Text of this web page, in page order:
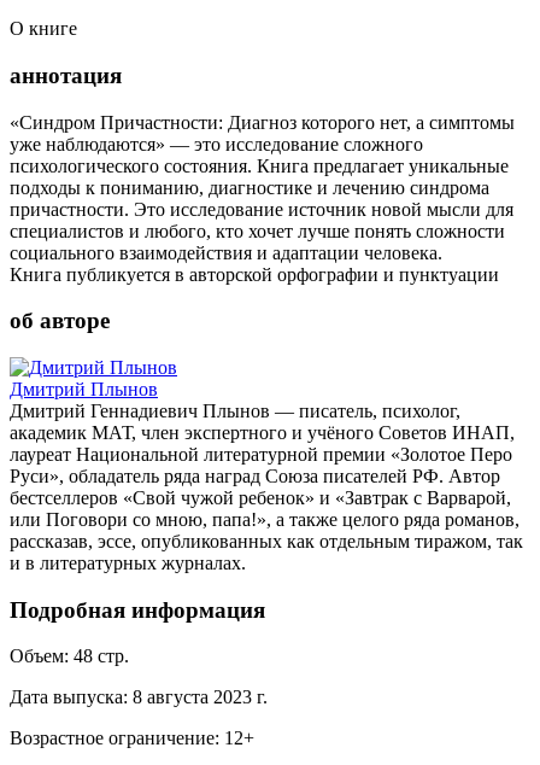
О книге
аннотация
«Синдром Причастности: Диагноз которого нет, а симптомы
уже наблюдаются» — это исследование сложного
психологического состояния. Книга предлагает уникальные
подходы к пониманию, диагностике и лечению синдрома
причастности. Это исследование источник новой мысли для
специалистов и любого, кто хочет лучше понять сложности
социального взаимодействия и адаптации человека.
Книга публикуется в авторской орфографии и пунктуации
об авторе
Дмитрий Плынов
Дмитрий Геннадиевич Плынов — писатель, психолог,
академик МАТ, член экспертного и учёного Советов ИНАП,
лауреат Национальной литературной премии «Золотое Перо
Руси», обладатель ряда наград Союза писателей РФ. Автор
бестселлеров «Свой чужой ребенок» и «Завтрак с Варварой,
или Поговори со мною, папа!», а также целого ряда романов,
рассказав, эссе, опубликованных как отдельным тиражом, так
и в литературных журналах.
Подробная информация
Объем: 48 стр.
Дата выпуска: 8 августа 2023 г.
Возрастное ограничение: 12+